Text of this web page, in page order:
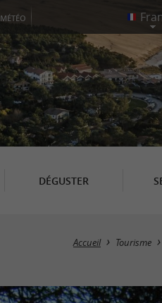
MÉTÉO
DÉGUSTER
Accueil Tourisme